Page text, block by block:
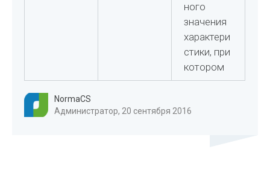
ного
значения
характери
стики, при
котором
NormaCS
Администратор, 20 сентября 2016